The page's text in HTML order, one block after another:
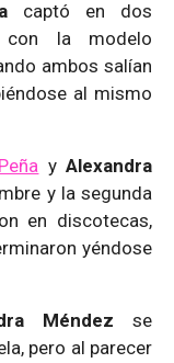
captó en dos
con la modelo
ambos salían
al mismo
yAlexandra
y la segunda
en discotecas,
yéndose
Méndez se
pero al parecer